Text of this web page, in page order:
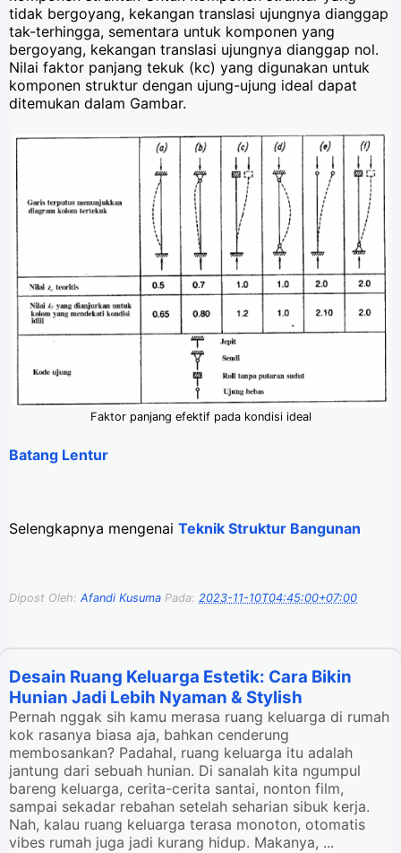
tidak bergoyang, kekangan translasi ujungnya dianggap
tak-terhingga, sementara untuk komponen yang
bergoyang, kekangan translasi ujungnya dianggap nol.
Nilai faktor panjang tekuk (kc) yang digunakan untuk
komponen struktur dengan ujung-ujung ideal dapat
ditemukan dalam Gambar.
Faktor panjang efektif pada kondisi ideal
Batang Lentur
Selengkapnya mengenai Teknik Struktur Bangunan
Dipost Oleh: Afandi Kusuma Pada: 2023-11-10T04:45:00+07:00
Desain Ruang Keluarga Estetik: Cara Bikin
Hunian Jadi Lebih Nyaman & Stylish
Pernah nggak sih kamu merasa ruang keluarga di rumah
kok rasanya biasa aja, bahkan cenderung
membosankan? Padahal, ruang keluarga itu adalah
jantung dari sebuah hunian. Di sanalah kita ngumpul
bareng keluarga, cerita-cerita santai, nonton film,
sampai sekadar rebahan setelah seharian sibuk kerja.
Nah, kalau ruang keluarga terasa monoton, otomatis
vibes rumah juga jadi kurang hidup. Makanya, ...